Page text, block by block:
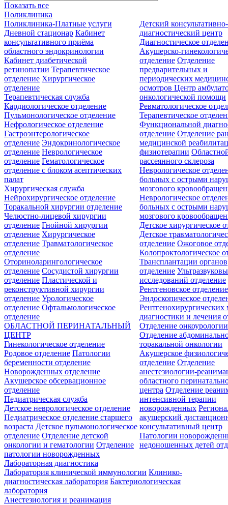
Показать все
Поликлиника
Поликлиника-Платные услуги
Дневной стационар Кабинет
консультативного приёма
областного эндокринологии
Кабинет диабетической
ретинопатии Терапевтическое
отделение Хирургическое
отделение
Детский консультативно-
диагностический центр
Диагностическое
Акушерско-
отделение Отделение
предварительных и
периодических
осмотровЦентр
онкологической помощи
Терапевтическая служба
Кардиологическое отделение
Пульмонологическое отделение
Нефрологическое отделение
Гастроэнтерологическое
отделение Эндокринологическое
отделение Неврологическое
отделение Гематологическое
отделение c блоком асептических
палат
Ревматологическое
Терапевтическое
Функциональной
отделение Отделение
медицинской
физиотерапии
рассеянного склероза
Неврологическое
больных с острыми
мозгового
Неврологическое
больных с острыми
мозгового
Хирургическая служба
Нейрохирургическое отделение
Торакальной хирургии отделение
Челюстно-лицевой хирургии
отделение Гнойной хирургии
отделение Хирургическое
отделение Травматологическое
отделение
Оториноларингологическое
отделение Сосудистой хирургии
отделение Пластической и
реконструктивной хирургии
отделение Урологическое
отделение Офтальмологическое
отделение
Детское хирургическое
Детское
отделение Ожоговое
Колопроктологическое
Трансплантации органов
отделение
исследований отделение
Рентгеновское отделение
Эндоскопическое
Рентгенохирургических
диагностики и лечения
Отделение онкоурологии
Отделение
торакальной онкологии
ОБЛАСТНОЙ ПЕРИНАТАЛЬНЫЙ
ЦЕНТР
Гинекологическое отделение
Родовое отделение Патологии
беременности отделение
Новорожденных отделение
Акушерское обсервационное
отделение
Акушерское
отделение Отделение
анестезиологии-
областного
центра Отделение
интенсивной терапии
новорожденных
акушерский
консультативный центр
Патологии
недоношенных детей
Педиатрическая служба
Детское неврологическое отделение
Педиатрическое отделение старшего
возраста Детское пульмонологическое
отделение Отделение детской
онкологии и гематологии Отделение
патологии новорожденных
Лабораторная диагностика
Лаборатория клинической иммунологии Клинико-
диагностическая лаборатория Бактериологическая
лаборатория
Анестезиология и реанимация